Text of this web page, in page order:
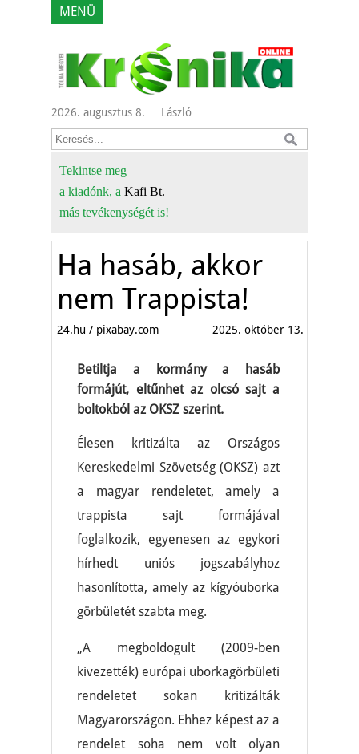
MENÜ
2026. augusztus 8. László
Tekintse meg
a kiadónk, a Kafi Bt.
más tevékenységét is!
Ha hasáb, akkor
nem Trappista!
24.hu / pixabay.com 2025. október 13.
Betiltja a kormány a hasáb
formájút, eltűnhet az olcsó sajt a
boltokból az OKSZ szerint.
Élesen kritizálta az Országos
Kereskedelmi Szövetség (OKSZ) azt
a magyar rendeletet, amely a
trappista sajt formájával
foglalkozik, egyenesen az egykori
hírhedt uniós jogszabályhoz
hasonlította, amely az kígyóuborka
görbületét szabta meg.
„A megboldogult (2009-ben
kivezették) európai uborkagörbületi
rendeletet sokan kritizálták
Magyarországon. Ehhez képest az a
rendelet soha nem volt olyan